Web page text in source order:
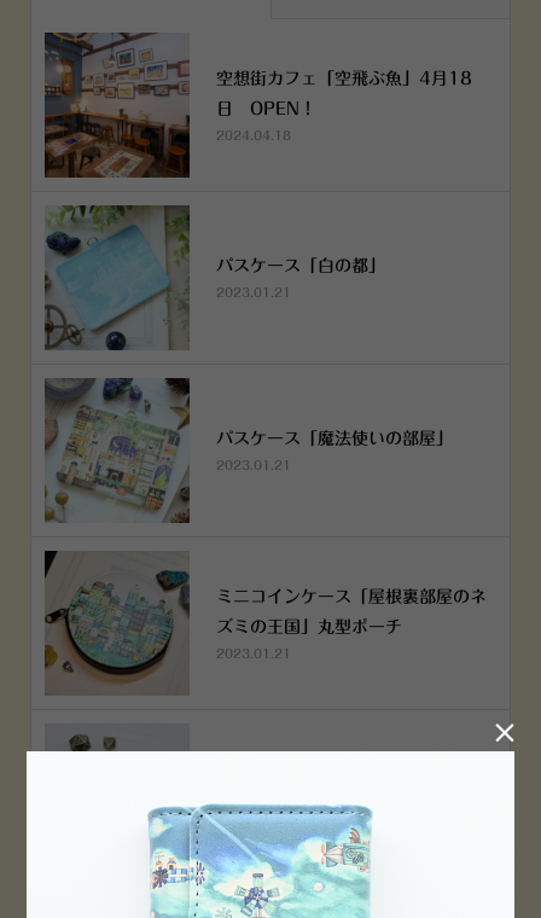
空想街カフェ「空飛ぶ魚」4月18
日 OPEN！
2024.04.18
パスケース「白の都」
2023.01.21
パスケース「魔法使いの部屋」
2023.01.21
ミニコインケース「屋根裏部屋のネ
ズミの王国」丸型ポーチ
2023.01.21
ズミの王国」丸型ポーチ
2023.01.21
